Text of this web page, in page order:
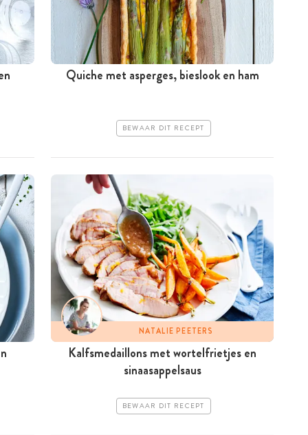
Quiche met asperges, bieslook en ham
BEWAAR DIT RECEPT
NATALIE PEETERS
Kalfsmedaillons met wortelfrietjes en
sinaasappelsaus
BEWAAR DIT RECEPT